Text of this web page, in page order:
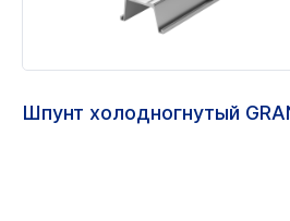
Шпунт холодногнутый